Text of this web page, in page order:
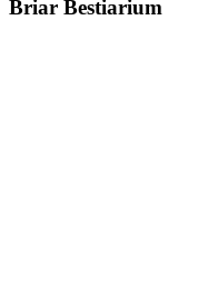
Briar Bestiarium